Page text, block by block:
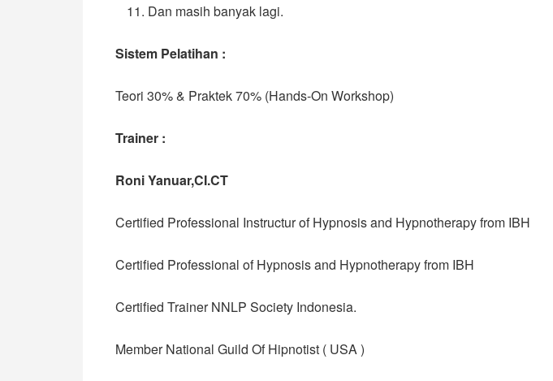
Dan masih banyak lagi.
Sistem Pelatihan :
Teori 30% & Praktek 70% (Hands-On Workshop)
Trainer :
Roni Yanuar,CI.CT
Certified Professional Instructur of Hypnosis and Hypnotherapy from IBH
Certified Professional of Hypnosis and Hypnotherapy from IBH
Certified Trainer NNLP Society Indonesia.
Member National Guild Of Hipnotist ( USA )